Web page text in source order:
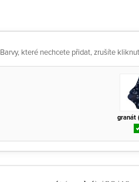
Barvy, které nechcete přidat, zrušíte
granát